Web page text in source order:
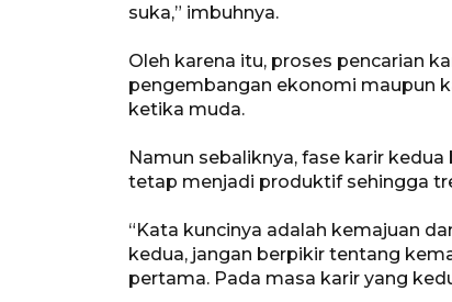
suka,” imbuhnya.
Oleh karena itu, proses pencarian
pengembangan ekonomi maupun
ketika muda.
Namun sebaliknya, fase karir
tetap menjadi produktif sehingga
“Kata kuncinya adalah kemajuan
kedua, jangan berpikir tentang
pertama. Pada masa karir yang